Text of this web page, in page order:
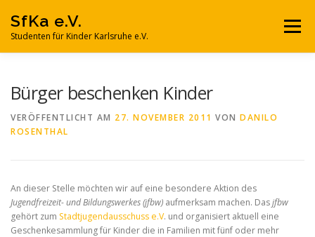
Inhalt
springen
SfKa e.V.
Studenten für Kinder Karlsruhe e.V.
Menü
SPONSOREN UND PARTNER
Bürger beschenken Kinder
VERÖFFENTLICHT AM 27. NOVEMBER 2011 VON DANILO
ROSENTHAL
An dieser Stelle möchten wir auf eine besondere Aktion des
Jugendfreizeit- und Bildungswerkes (jfbw) aufmerksam machen. Dasjfbw
gehört zum Stadtjugendausschuss e.V. und organisiert aktuell eine
Geschenkesammlung für Kinder die in Familien mit fünf oder mehr